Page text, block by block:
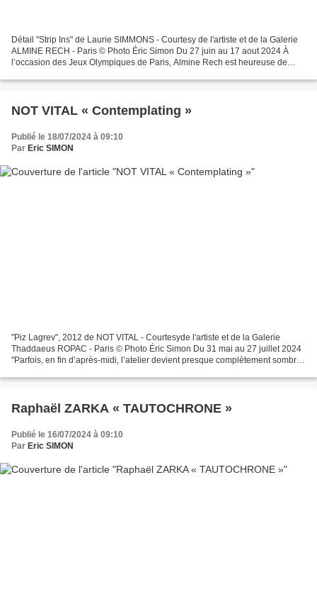
Détail "Strip Ins" de Laurie SIMMONS - Courtesy de l'artiste et de la Galerie
ALMINE RECH - Paris © Photo Éric Simon Du 27 juin au 17 aout 2024 À
l’occasion des Jeux Olympiques de Paris, Almine Rech est heureuse de
NOT VITAL « Contemplating »
Publié le 18/07/2024 à 09:10
Par Eric SIMON
"Piz Lagrev", 2012 de NOT VITAL - Courtesyde l'artiste et de la Galerie
Thaddaeus ROPAC - Paris © Photo Éric Simon Du 31 mai au 27 juillet 2024
"Parfois, en fin d’après-midi, l’atelier devient presque complètement sombre,
Raphaël ZARKA « TAUTOCHRONE »
Publié le 16/07/2024 à 09:10
Par Eric SIMON